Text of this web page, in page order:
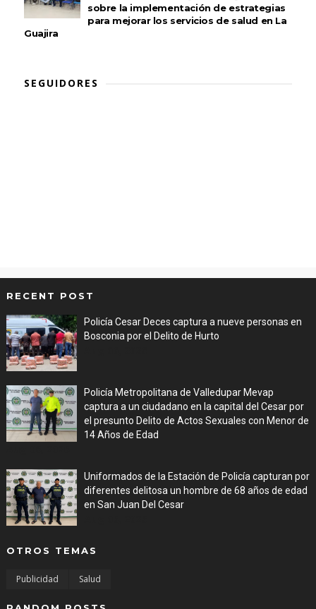
sobre la implementación de estrategias
para mejorar los servicios de salud en La
Guajira
SEGUIDORES
RECENT POST
Policía Cesar Deces captura a nueve personas en
Bosconia por el Delito de Hurto
Policía Metropolitana de Valledupar Mevap
captura a un ciudadano en la capital del Cesar por
el presunto Delito de Actos Sexuales con Menor de
14 Años de Edad
Uniformados de la Estación de Policía capturan por
diferentes delitosa un hombre de 68 años de edad
en San Juan Del Cesar
OTROS TEMAS
Publicidad Salud